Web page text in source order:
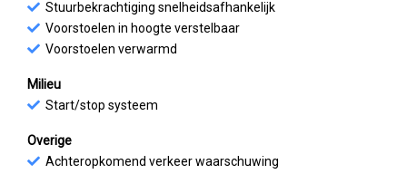
Stuurbekrachtiging snelheidsafhankelijk
Voorstoelen in hoogte verstelbaar
Voorstoelen verwarmd
Milieu
Start/stop systeem
Overige
Achteropkomend verkeer waarschuwing